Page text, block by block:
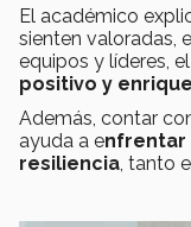
El académico
sienten valoradas,
equipos y líderes, el
positivo y
Además, contar
ayuda a enfrentar
resiliencia, tanto